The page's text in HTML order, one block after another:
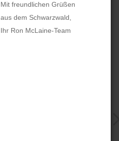
Mit freundlichen Grüßen
aus dem Schwarzwald,
Ihr Ron McLaine-Team